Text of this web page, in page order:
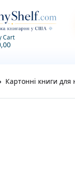
Cart
Картонні книги